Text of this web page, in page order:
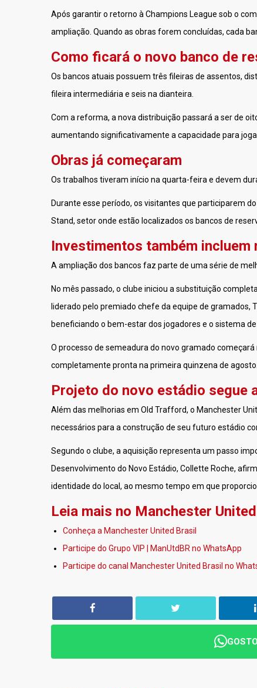
Após garantir o retorno à Champions League sob o
ampliação. Quando as obras forem concluídas, cada
Como ficará o novo banco de
Os bancos atuais possuem três fileiras de assentos,
fileira intermediária e seis na dianteira.
Com a reforma, a nova distribuição passará a ser de
aumentando significativamente a capacidade para
Obras já começaram
Os trabalhos tiveram início na quarta-feira e devem
Durante esse período, os visitantes que participarem
Stand, setor onde estão localizados os bancos de
Investimentos também incluem
A ampliação dos bancos faz parte de uma série de
No mês passado, o clube iniciou a substituição
liderado pelo premiado chefe da equipe de gramados,
beneficiando o bem-estar dos jogadores e o sistema
O processo de semeadura do novo gramado
completamente pronta na primeira quinzena de agosto.
Projeto do novo estádio segue
Além das melhorias em Old Trafford, o Manchester
necessários para a construção de seu futuro estádio
Segundo o clube, a aquisição representa um passo
Desenvolvimento do Novo Estádio, Collette Roche,
identidade do local, ao mesmo tempo em que
Leia mais no Manchester United
Conheça a Manchester United Brasil
Participe do Grupo VIP | ManUtdBR no WhatsApp
Participe do canal Manchester United Brasil no